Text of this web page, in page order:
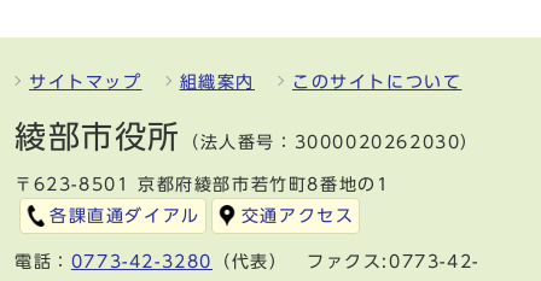
サイトマップ 組織案内 このサイトについて
綾部市役所 （法人番号：3000020262030）
〒623-8501 京都府綾部市若竹町8番地の1
各課直通ダイアル
交通アクセス
電話： 0773-42-3280
（代表） ファクス:0773-42-